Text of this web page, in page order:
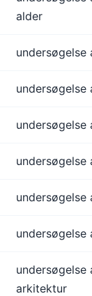
alder
undersøgelse
undersøgelse
undersøgelse
undersøgelse
undersøgelse
arkitektur